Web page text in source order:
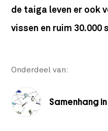
de taiga leven er ook
vissen en ruim 30.000
Onderdeel van:
Samenhang